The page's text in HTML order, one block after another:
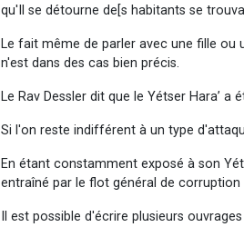
qu'Il se détourne de[s habitants se
Le fait même de parler avec une fille
n'est dans des cas bien précis.
Le Rav Dessler dit que le Yétser Hara’
Si l'on reste indifférent à un type
En étant constamment exposé à son
entraîné par le flot général de
Il est possible d'écrire plusieurs